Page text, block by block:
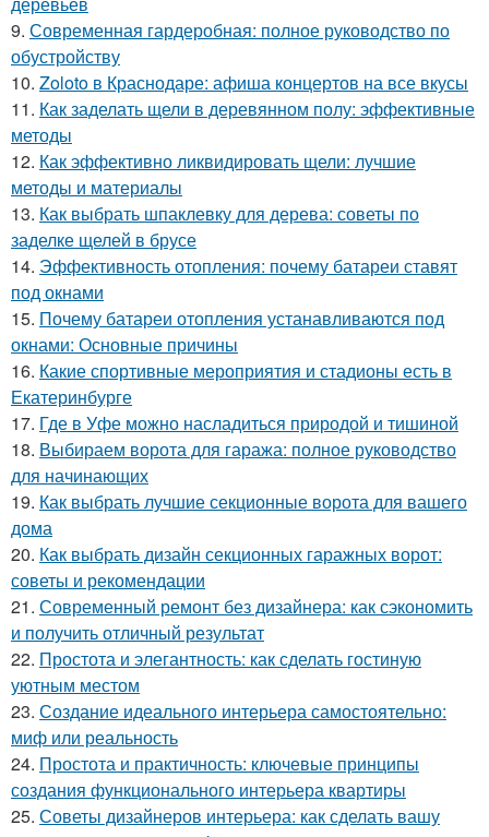
9. Современная гардеробная: полное руководство по
обустройству
10. Zoloto в Краснодаре: афиша концертов на все вкусы
11. Как заделать щели в деревянном полу: эффективные
методы
12. Как эффективно ликвидировать щели: лучшие
методы и материалы
13. Как выбрать шпаклевку для дерева: советы по
заделке щелей в брусе
14. Эффективность отопления: почему батареи ставят
под окнами
15. Почему батареи отопления устанавливаются под
окнами: Основные причины
16. Какие спортивные мероприятия и стадионы есть в
Екатеринбурге
17. Где в Уфе можно насладиться природой и тишиной
18. Выбираем ворота для гаража: полное руководство
для начинающих
19. Как выбрать лучшие секционные ворота для вашего
дома
20. Как выбрать дизайн секционных гаражных ворот:
советы и рекомендации
21. Современный ремонт без дизайнера: как сэкономить
и получить отличный результат
22. Простота и элегантность: как сделать гостиную
уютным местом
23. Создание идеального интерьера самостоятельно:
миф или реальность
24. Простота и практичность: ключевые принципы
создания функционального интерьера квартиры
25. Советы дизайнеров интерьера: как сделать вашу